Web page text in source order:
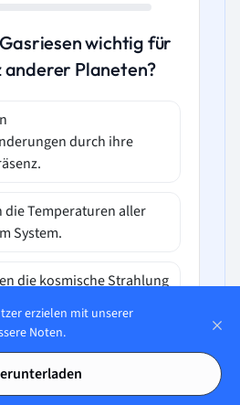
wichtig für
anderer Planeten?
durch ihre
die Temperaturen aller
System.
die kosmische Strahlung
ihre große
vor Asteroiden- und
erzielen mit unserer
Noten.